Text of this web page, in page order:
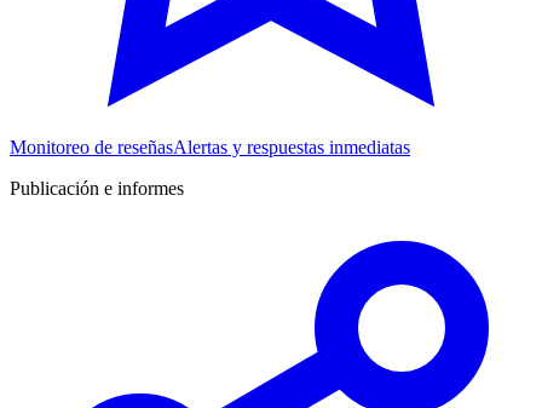
Monitoreo de reseñasAlertas y respuestas inmediatas
Publicación e informes